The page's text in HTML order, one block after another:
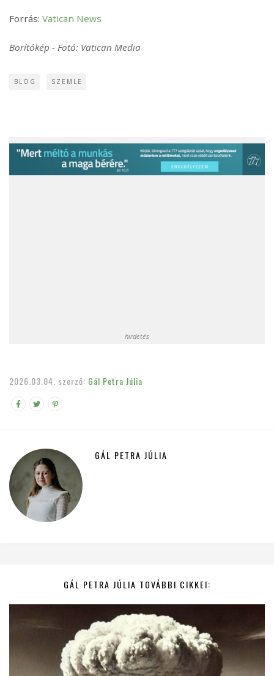
Forrás: Vatican News
Borítókép - Fotó: Vatican Media
BLOG SZEMLE
hirdetés
2026.03.04. szerző: Gál Petra Júlia
GÁL PETRA JÚLIA
GÁL PETRA JÚLIA TOVÁBBI CIKKEI: